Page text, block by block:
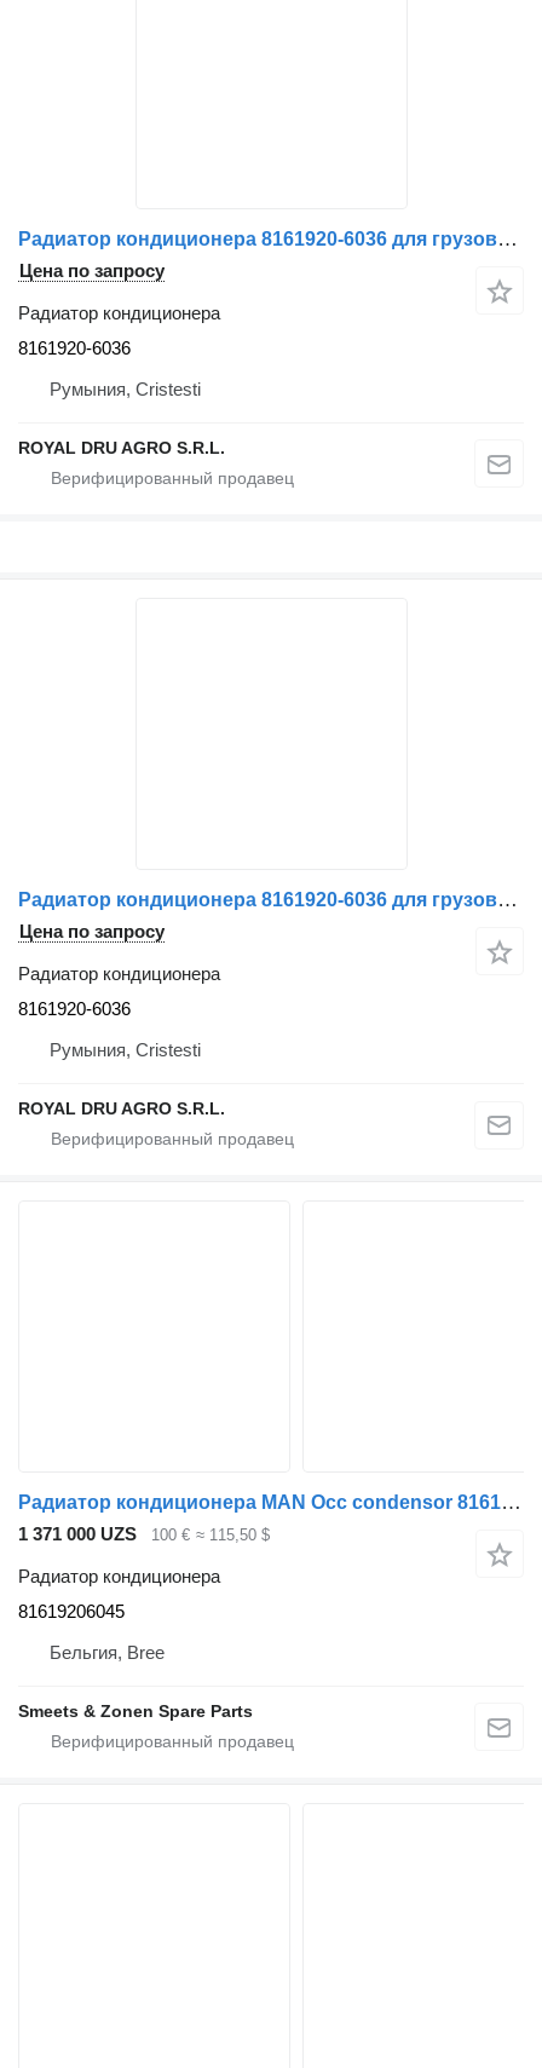
Радиатор кондиционера 8161920-6036 для грузовика MAN
Цена по запросу
Радиатор кондиционера
8161920-6036
Румыния, Cristesti
ROYAL DRU AGRO S.R.L.
Радиатор кондиционера 8161920-6036 для грузовика MAN
Цена по запросу
Радиатор кондиционера
8161920-6036
Румыния, Cristesti
ROYAL DRU AGRO S.R.L.
Радиатор кондиционера MAN Occ condensor 81619206045 для грузовика
1 371 000 UZS 100 € ≈ 115,50 $
Радиатор кондиционера
81619206045
Бельгия, Bree
Smeets & Zonen Spare Parts